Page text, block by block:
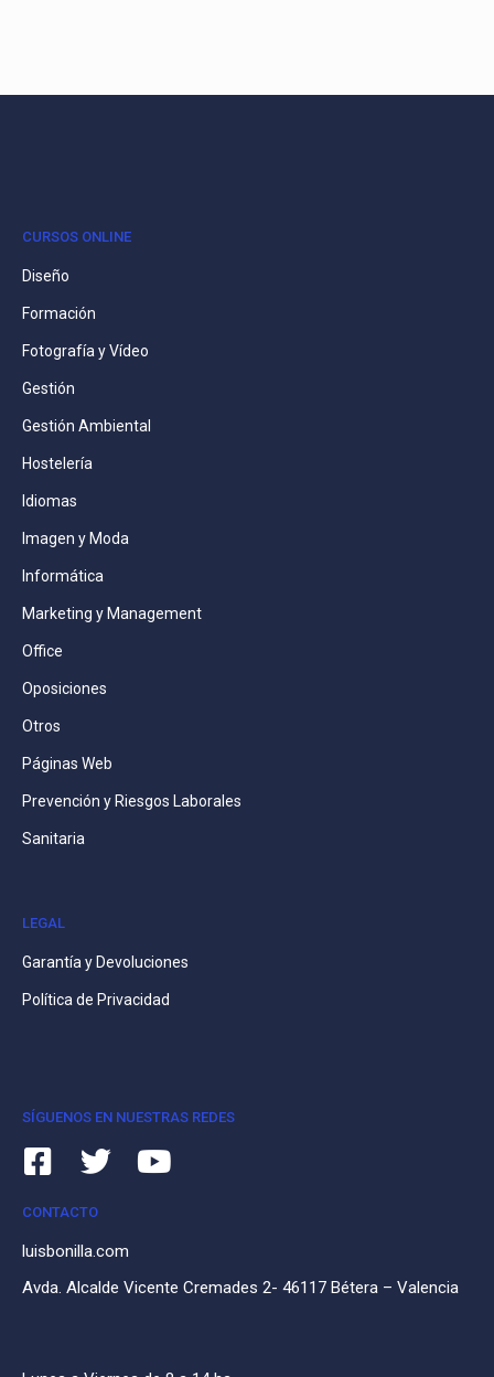
CURSOS ONLINE
Diseño
Formación
Fotografía y Vídeo
Gestión
Gestión Ambiental
Hostelería
Idiomas
Imagen y Moda
Informática
Marketing y Management
Office
Oposiciones
Otros
Páginas Web
Prevención y Riesgos Laborales
Sanitaria
LEGAL
Garantía y Devoluciones
Política de Privacidad
SÍGUENOS EN NUESTRAS REDES
CONTACTO
luisbonilla.com
Avda. Alcalde Vicente Cremades 2- 46117 Bétera – Valencia